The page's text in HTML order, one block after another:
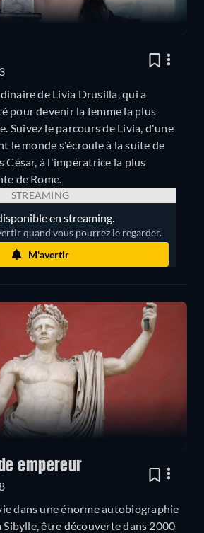
de Livia Drusilla, qui a
pour devenir la femme la plus
Suivez le parcours de Livia, d'une
le monde s'écroule à la suite de
César, à l'impératrice la plus
de Rome.
STREAMING
en streaming.
quand vous pourrez le regarder.
M'avertir
empereur
dans une énorme autobiographie
être découverte dans 2000